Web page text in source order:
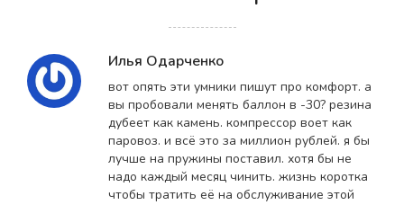
Илья Одарченко
вот опять эти умники пишут про комфорт. а
вы пробовали менять баллон в -30? резина
дубеет как камень. компрессор воет как
паровоз. и всё это за миллион рублей. я бы
лучше на пружины поставил. хотя бы не
надо каждый месяц чинить. жизнь коротка
чтобы тратить её на обслуживание этой